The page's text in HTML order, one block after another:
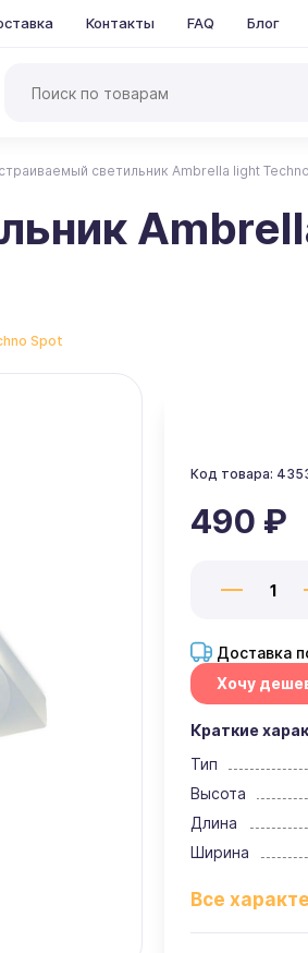
Контакты FAQ Блог
светильник Ambrella light
Spot
Код товара:
490 ₽
Доставка
Хочу
Краткие
Тип
Высота
Длина
Ширина